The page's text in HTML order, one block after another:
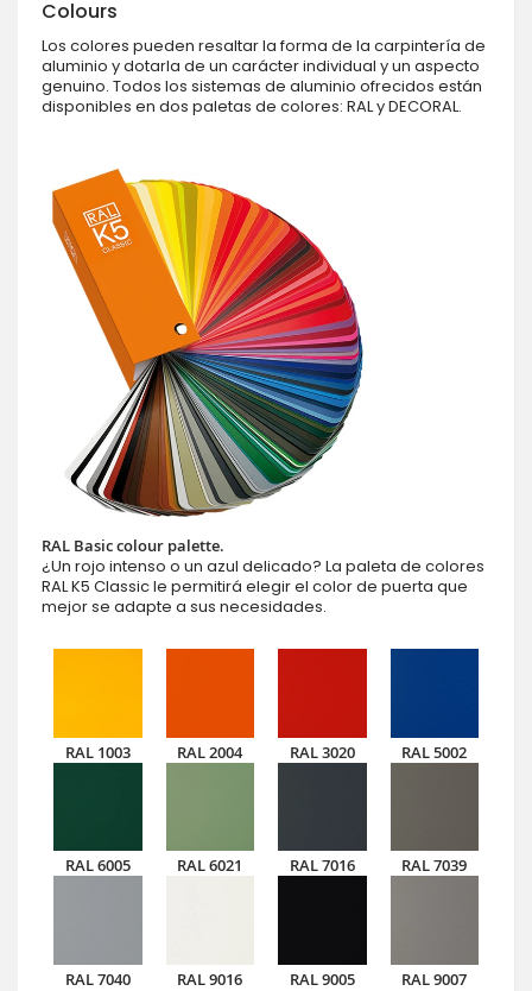
Colours
Los colores pueden resaltar la forma de la carpintería de
aluminio y dotarla de un carácter individual y un aspecto
genuino. Todos los sistemas de aluminio ofrecidos están
disponibles en dos paletas de colores: RAL y DECORAL.
RAL Basic colour palette.
¿Un rojo intenso o un azul delicado? La paleta de colores
RAL K5 Classic le permitirá elegir el color de puerta que
mejor se adapte a sus necesidades.
RAL 1003 RAL 2004 RAL 3020 RAL 5002
RAL 6005 RAL 6021 RAL 7016 RAL 7039
RAL 7040 RAL 9016 RAL 9005 RAL 9007